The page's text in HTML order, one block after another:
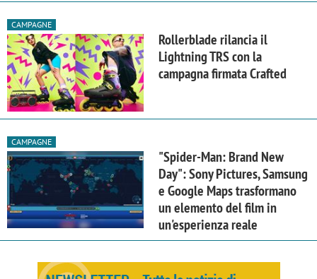
CAMPAGNE
Rollerblade rilancia il
Lightning TRS con la
campagna firmata Crafted
CAMPAGNE
"Spider-Man: Brand New
Day": Sony Pictures, Samsung
e Google Maps trasformano
un elemento del film in
un'esperienza reale